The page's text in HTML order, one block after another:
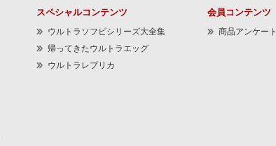
スペシャルコンテンツ
ウルトラソフビシリーズ大全集
帰ってきたウルトラエッグ
ウルトラレプリカ
会員コンテンツ
商品アンケート